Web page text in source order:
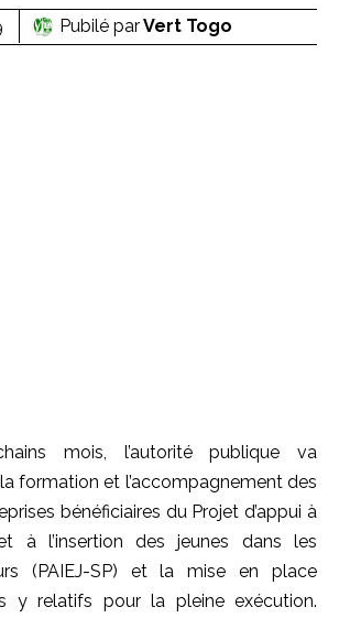
Pubilé parVert Togo
mois, l’autorité publique va
la formation et l’accompagnement des
bénéficiaires du Projet d’appui à
à l’insertion des jeunes dans les
(PAIEJ-SP) et la mise en place
y relatifs pour la pleine exécution.